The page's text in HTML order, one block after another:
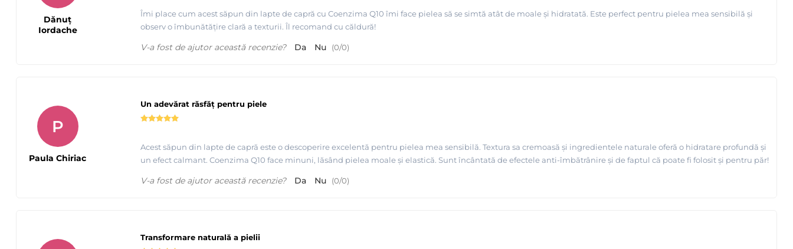
Îmi place cum acest săpun din lapte de capră cu Coenzima Q10 îmi face pielea să se simtă atât de moale și hidratată. Este perfect pentru pielea mea sensibilă și
observ o îmbunătățire clară a texturii. Îl recomand cu căldură!
Dănuț
Iordache
V-a fost de ajutor această recenzie?
Da Nu (0/0)
Un adevărat răsfăț pentru piele
Acest săpun din lapte de capră este o descoperire excelentă pentru pielea mea sensibilă. Textura sa cremoasă și ingredientele naturale oferă o hidratare profundă și
un efect calmant. Coenzima Q10 face minuni, lăsând pielea moale și elastică. Sunt încântată de efectele anti-îmbătrânire și de faptul că poate fi folosit și pentru păr!
P
Paula Chiriac
V-a fost de ajutor această recenzie? Da Nu (0/0)
Transformare naturală a pielii